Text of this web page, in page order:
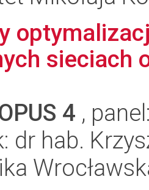
sieciach
4 ,
dr hab.